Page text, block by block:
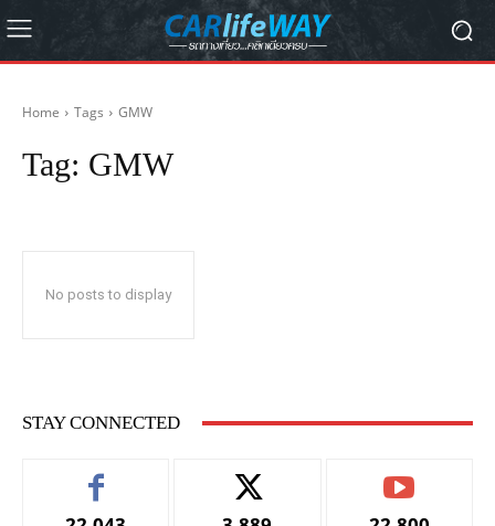
Home Tags GMW
Tag: GMW
No posts to display
STAY CONNECTED